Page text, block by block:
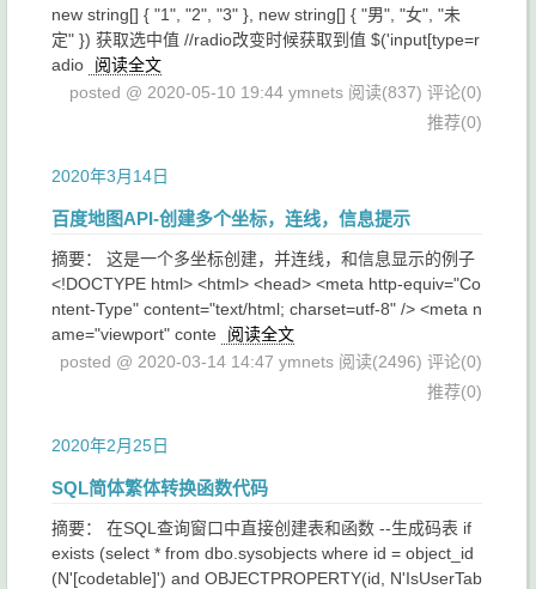
new string[] { "1", "2", "3" }, new string[] { "男", "女", "未
定" }) 获取选中值 //radio改变时候获取到值 $('input[type=r
adio
阅读全文
posted @ 2020-05-10 19:44 ymnets 阅读(837) 评论(0)
推荐(0)
2020年3月14日
百度地图API-创建多个坐标，连线，信息提示
摘要： 这是一个多坐标创建，并连线，和信息显示的例子
<!DOCTYPE html> <html> <head> <meta http-equiv="Co
ntent-Type" content="text/html; charset=utf-8" /> <meta n
ame="viewport" conte
阅读全文
posted @ 2020-03-14 14:47 ymnets 阅读(2496) 评论(0)
推荐(0)
2020年2月25日
SQL简体繁体转换函数代码
摘要： 在SQL查询窗口中直接创建表和函数 --生成码表 if
exists (select * from dbo.sysobjects where id = object_id
(N'[codetable]') and OBJECTPROPERTY(id, N'IsUserTab